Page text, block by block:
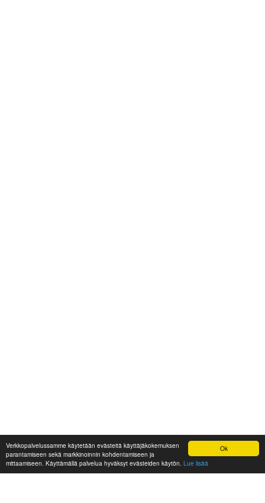
Ok
Verkkopalvelussamme käytetään evästeitä käyttäjäkokemuksen
parantamiseen sekä markkinoinnin kohdentamiseen ja
mittaamiseen. Käyttämällä palvelua hyväksyt evästeiden käytön. Lue lisää